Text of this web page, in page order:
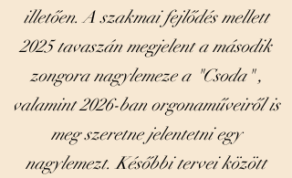
illetően. A szakmai fejlődés mellett
2025 tavaszán megjelent a második
zongora nagylemeze a "Csoda" ,
valamint 2026-ban orgonaműveiről is
meg szeretne jelentetni egy
nagylemezt. Későbbi tervei között